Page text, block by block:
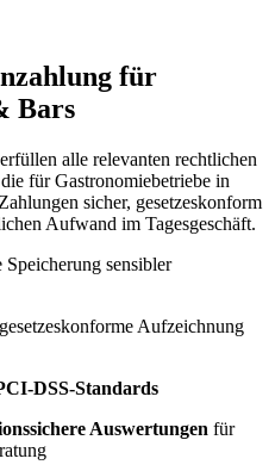
für
Bars
alle relevanten rechtlichen
für Gastronomiebetriebe in
sicher, gesetzeskonform
Aufwand im Tagesgeschäft.
Speicherung sensibler
Aufzeichnung
DSS-Standards
Auswertungen für